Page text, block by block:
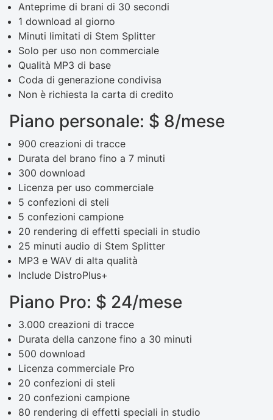
Anteprime di brani di 30 secondi
1 download al giorno
Minuti limitati di Stem Splitter
Solo per uso non commerciale
Qualità MP3 di base
Coda di generazione condivisa
Non è richiesta la carta di credito
Piano personale: $ 8/mese
900 creazioni di tracce
Durata del brano fino a 7 minuti
300 download
Licenza per uso commerciale
5 confezioni di steli
5 confezioni campione
20 rendering di effetti speciali in studio
25 minuti audio di Stem Splitter
MP3 e WAV di alta qualità
Include DistroPlus+
Piano Pro: $ 24/mese
3.000 creazioni di tracce
Durata della canzone fino a 30 minuti
500 download
Licenza commerciale Pro
20 confezioni di steli
20 confezioni campione
80 rendering di effetti speciali in studio